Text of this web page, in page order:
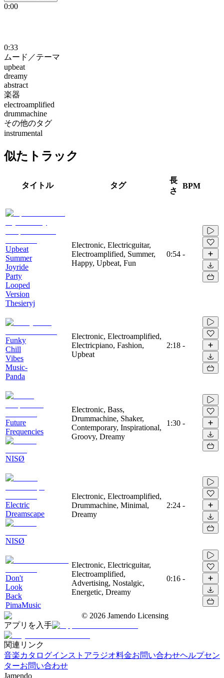
0:00
0:33
ムード／テーマ
upbeat
dreamy
abstract
楽器
electroamplified
drummachine
その他のタグ
instrumental
似たトラック
タイトル タグ
長
さ
BPM
Upbeat
Summer
Joyride
Party
Looped
Version
Thesieryj
Electronic, Electricguitar,
Electroamplified, Summer,
Happy, Upbeat, Fun
0:54 -
Funky
Chill
Vibes
Music-
Panda
Electronic, Electroamplified,
Electricpiano, Fashion,
Upbeat
2:18 -
Future
Frequencies
NISØ
Electronic, Bass,
Drummachine, Shaker,
Contemporary, Inspirational,
Groovy, Dreamy
1:30 -
Electric
Dreamscape
NISØ
Electronic, Electroamplified,
Drummachine, Minimal,
Dreamy
2:24 -
Don't
Look
Back
PimaMusic
Electronic, Electricguitar,
Electroamplified,
Advertising, Nostalgic,
Energetic, Dreamy
0:16 -
© 2026 Jamendo Licensing
アプリを入手
関連リンク
音楽カタログインストアラジオ料金お問い合わせヘルプセン
ターお問い合わせ
Jamendo